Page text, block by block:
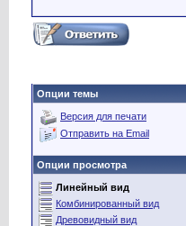
Опции темы
Версия для печати
Отправить на Email
Опции просмотра
Линейный вид
Комбинированный вид
Древовидный вид